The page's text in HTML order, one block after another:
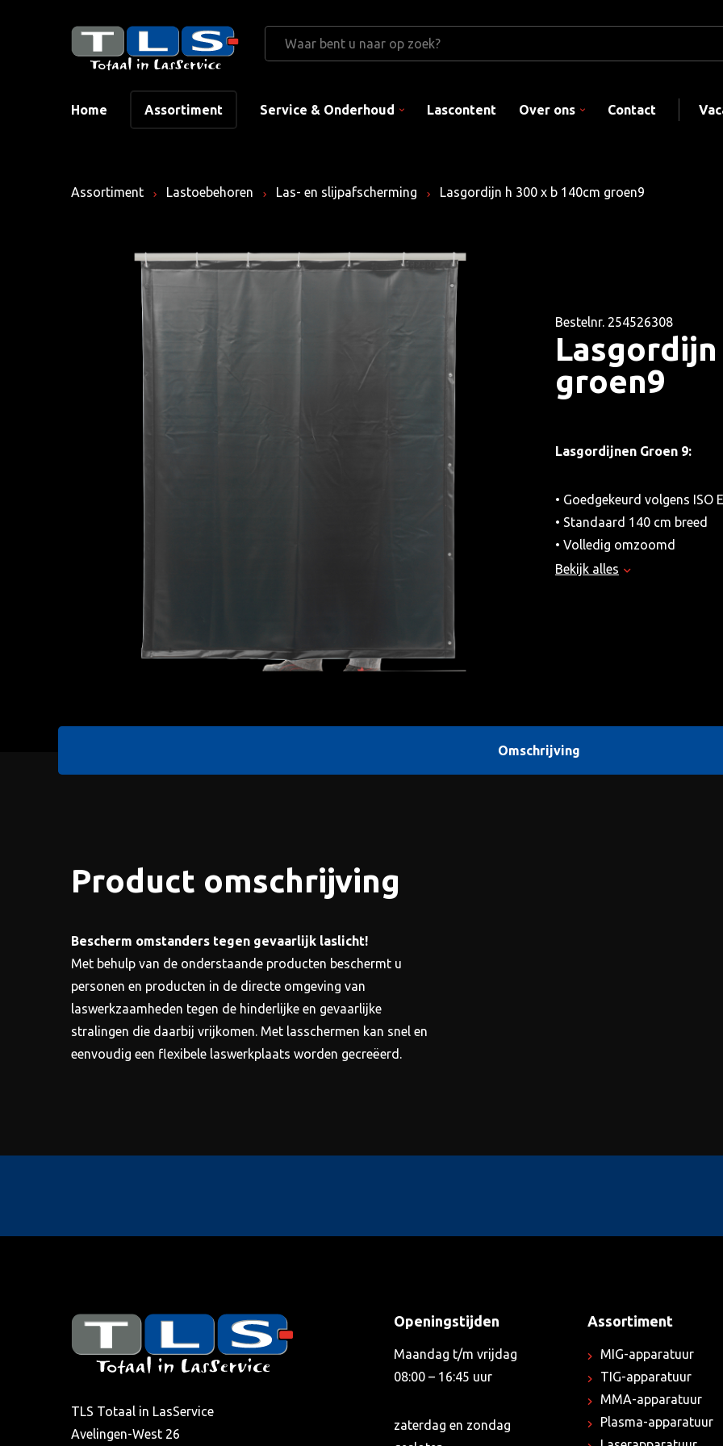
Home Assortiment Service & Onderhoud Lascontent Over ons Contact
Assortiment Lastoebehoren Las- en slijpafscherming Lasgordijn h 300 x b 140cm groen9
Bestelnr. 254526308
Lasgordijn
groen9
Lasgordijnen Groen 9:
• Goedgekeurd volgens ISO
• Standaard 140 cm breed
• Volledig omzoomd
• 7 ophangogen elke 20 cm
Bekijk alles
Omschrijving
Product omschrijving
Bescherm omstanders tegen gevaarlijk laslicht!
Met behulp van de onderstaande producten beschermt u
personen en producten in de directe omgeving van
laswerkzaamheden tegen de hinderlijke en gevaarlijke
stralingen die daarbij vrijkomen. Met lasschermen kan snel en
eenvoudig een flexibele laswerkplaats worden gecreëerd.
TLS Totaal in LasService
Avelingen-West 26
Openingstijden
Maandag t/m vrijdag
08:00 – 16:45 uur
zaterdag en zondag
Assortiment
MIG-apparatuur
TIG-apparatuur
MMA-apparatuur
Plasma-apparatuur